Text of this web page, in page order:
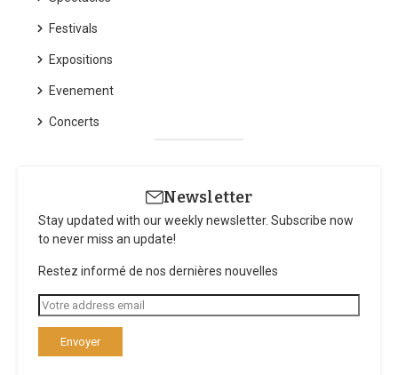
Festivals
Expositions
Evenement
Concerts
Newsletter
Stay updated with our weekly newsletter. Subscribe now
to never miss an update!
Restez informé de nos dernières nouvelles